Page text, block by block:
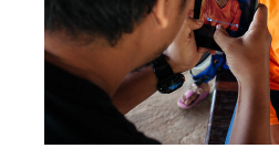
ONTDEK ALONGSIDERS
VERHALEN & INSPIRATIE